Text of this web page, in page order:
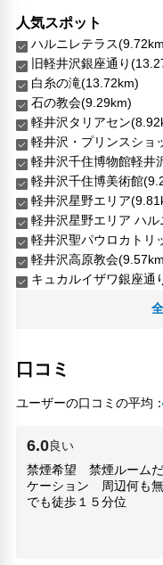
人気スポット
ハルニレテラス
旧軽井沢銀座通り
白糸の滝(13.72km)
石の教会(9.29km)
軽井沢タリアセン
軽井沢・プリンスショ
軽井沢千住博物館軽井
軽井沢千住博美術館
軽井沢星野エリア
軽井沢星野エリア ハ
軽井沢聖パウロカトリ
軽井沢高原教会
キュカルイザワ銀座通
口コミ
ユーザーの口コミの平均
6.0良い
禁煙希望 禁煙ルーム
ケーション 周辺何も無
でも徒歩１５分位